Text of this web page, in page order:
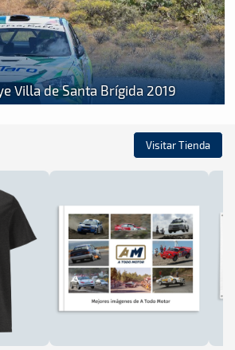
Villa de Santa Brígida 2019
Visitar Tienda